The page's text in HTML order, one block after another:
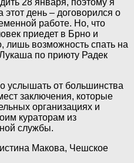
день – договорился о
работе. Но, что
приедет в Брно и
лишь возможность спать на
по приюту Радек
услышать от большинства
заключения, которые
организациях и
кураторам из
службы.